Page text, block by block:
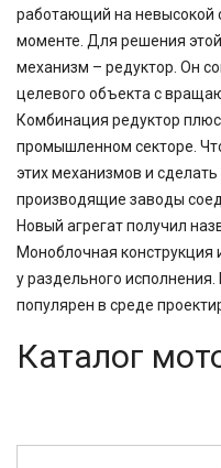
работающий на невысокой
моменте. Для решения
механизм – редуктор. Он
целевого объекта с
Комбинация редуктор
промышленном секторе.
этих механизмов и
производящие заводы
Новый агрегат получил
Моноблочная конструкция
у раздельного
популярен в среде
Каталог